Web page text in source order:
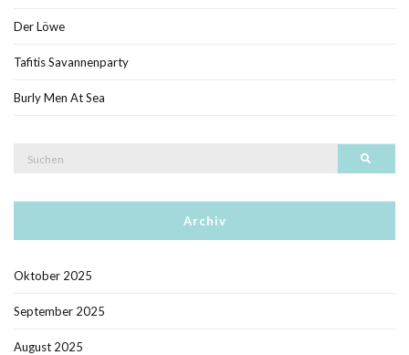
Der Löwe
Tafitis Savannenparty
Burly Men At Sea
Archiv
Oktober 2025
September 2025
August 2025